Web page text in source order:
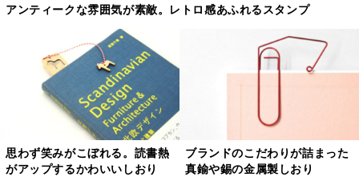
アンティークな雰囲気が素敵。レトロ感あふれるスタンプ
思わず笑みがこぼれる。読書熱
がアップするかわいいしおり
ブランドのこだわりが詰まった
真鍮や錫の金属製しおり